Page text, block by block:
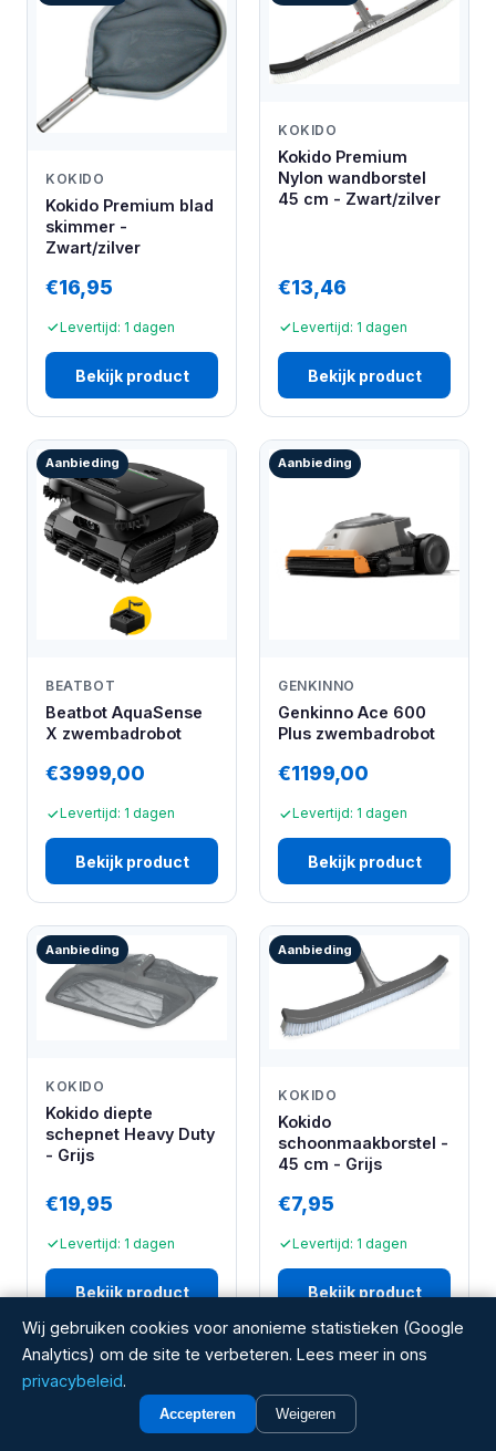
KOKIDO
Kokido Premium blad
skimmer -
Zwart/zilver
€16,95
Levertijd: 1 dagen
Bekijk product
KOKIDO
Kokido Premium
Nylon wandborstel
45 cm - Zwart/zilver
€13,46
Levertijd: 1 dagen
Bekijk product
Aanbieding
BEATBOT
Beatbot AquaSense
X zwembadrobot
€3999,00
Levertijd: 1 dagen
Bekijk product
Aanbieding
GENKINNO
Genkinno Ace 600
Plus zwembadrobot
€1199,00
Levertijd: 1 dagen
Bekijk product
Aanbieding
KOKIDO
Kokido diepte
schepnet Heavy Duty
- Grijs
€19,95
Levertijd: 1 dagen
Bekijk product
Aanbieding
KOKIDO
Kokido
schoonmaakborstel -
45 cm - Grijs
€7,95
Levertijd: 1 dagen
Bekijk product
Aanbieding
Wij gebruiken cookies voor anonieme statistieken (Google
Analytics) om de site te verbeteren. Lees meer in ons
privacybeleid.
Accepteren Weigeren